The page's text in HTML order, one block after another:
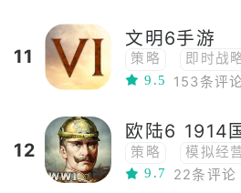
11
文明6手游
策略 即时战
回合制战略
9.5 153条评论
12
欧陆6 1914
策略
模拟经
即时战略
历史
9.7 22条评论